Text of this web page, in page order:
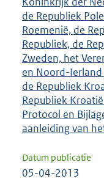
de Republiek
Roemenië, de
Republiek, de
Zweden, het
en Noord-Ierland
de Republiek
Republiek
Protocol en
aanleiding van
Datum publicatie
05-04-2013